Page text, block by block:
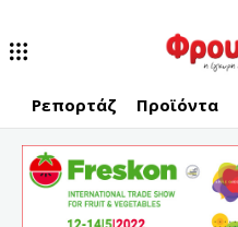
Ρεπορτάζ Προϊόντα